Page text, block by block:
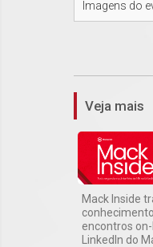
Imagens do
Veja mais
Mack Inside
encontros
LinkedIn do